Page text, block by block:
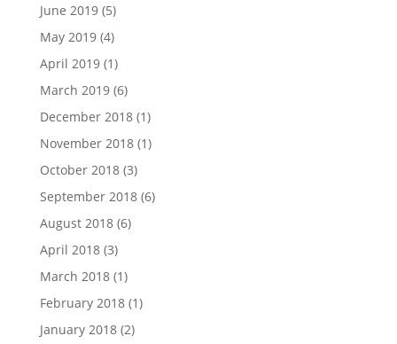
June 2019(5)
May 2019(4)
April 2019(1)
March 2019(6)
December 2018(1)
November 2018(1)
October 2018(3)
September 2018(6)
August 2018(6)
April 2018(3)
March 2018(1)
February 2018(1)
January 2018(2)